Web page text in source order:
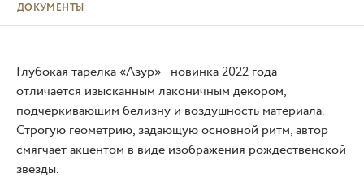
ДОКУМЕНТЫ
Глубокая тарелка «Азур» - новинка 2022 года -
отличается изысканным лаконичным декором,
подчеркивающим белизну и воздушность материала.
Строгую геометрию, задающую основной ритм, автор
смягчает акцентом в виде изображения рождественской
звезды.